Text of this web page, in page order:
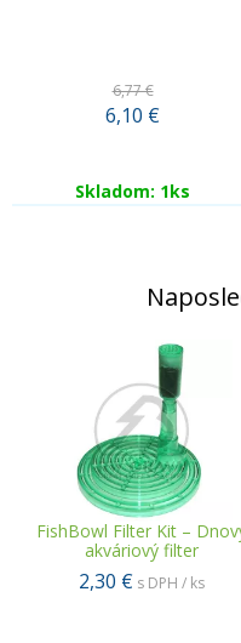
6,77 €
6,10 €
Skladom: 1ks
FishBowl Filter Kit –
akváriový filter
2,30 € s DPH / ks